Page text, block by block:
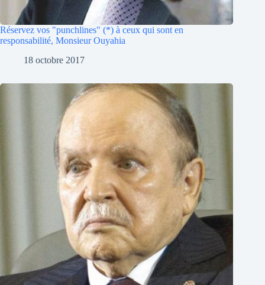
Réservez vos "punchlines" (*) à ceux qui sont en
responsabilité, Monsieur Ouyahia
18 octobre 2017